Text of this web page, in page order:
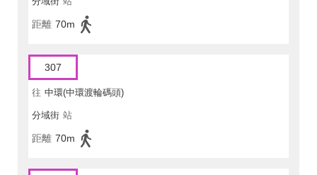
距離 70m
307
往 中環(中環渡輪碼頭)
分域街 站
距離 70m